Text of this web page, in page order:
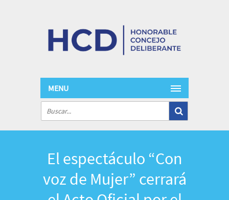
MENU
El espectáculo “Con
voz de Mujer” cerrará